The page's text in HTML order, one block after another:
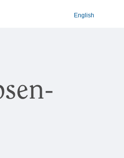
English